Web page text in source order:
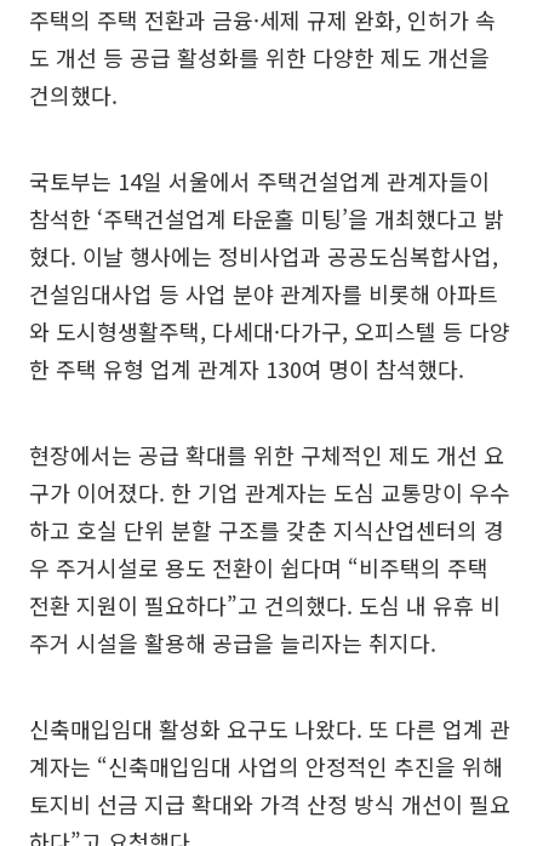
주택의 주택 전환과 금융·세제 규제 완화, 인허가 속
도 개선 등 공급 활성화를 위한 다양한 제도 개선을
건의했다.
국토부는 14일 서울에서 주택건설업계 관계자들이
참석한 ‘주택건설업계 타운홀 미팅’을 개최했다고 밝
혔다. 이날 행사에는 정비사업과 공공도심복합사업,
건설임대사업 등 사업 분야 관계자를 비롯해 아파트
와 도시형생활주택, 다세대·다가구, 오피스텔 등 다양
한 주택 유형 업계 관계자 130여 명이 참석했다.
현장에서는 공급 확대를 위한 구체적인 제도 개선 요
구가 이어졌다. 한 기업 관계자는 도심 교통망이 우수
하고 호실 단위 분할 구조를 갖춘 지식산업센터의 경
우 주거시설로 용도 전환이 쉽다며 “비주택의 주택
전환 지원이 필요하다”고 건의했다. 도심 내 유휴 비
주거 시설을 활용해 공급을 늘리자는 취지다.
신축매입임대 활성화 요구도 나왔다. 또 다른 업계 관
계자는 “신축매입임대 사업의 안정적인 추진을 위해
토지비 선금 지급 확대와 가격 산정 방식 개선이 필요